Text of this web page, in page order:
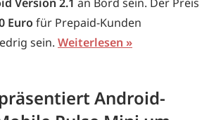
Euro für Prepaid-Kunden
sein. Weiterlesen
Android-